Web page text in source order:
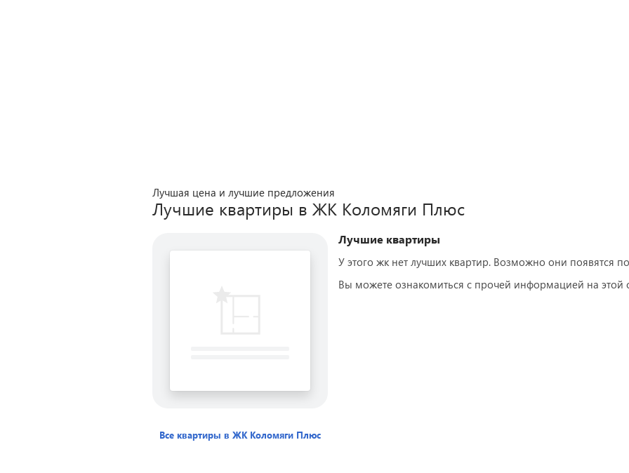
Лучшая цена и лучшие предложения
Лучшие квартиры в ЖК Коломяги Плюс
Лучшие квартиры
У этого жк нет лучших квартир. Возможно они появятся
Вы можете ознакомиться с прочей информацией на этой
Все квартиры в ЖК Коломяги Плюс